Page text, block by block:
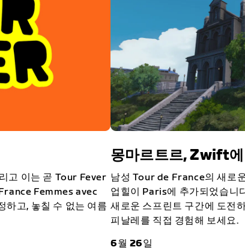
고 이는 곧 Tour Fever
Femmes avec
고, 놓칠 수 없는 여름
몽마르트르, Zwift
남성 Tour de France의 새로
업힐이 Paris에 추가되었습니
새로운 스프린트 구간에 도전
피날레를 직접 경험해 보세요.
6월 26일